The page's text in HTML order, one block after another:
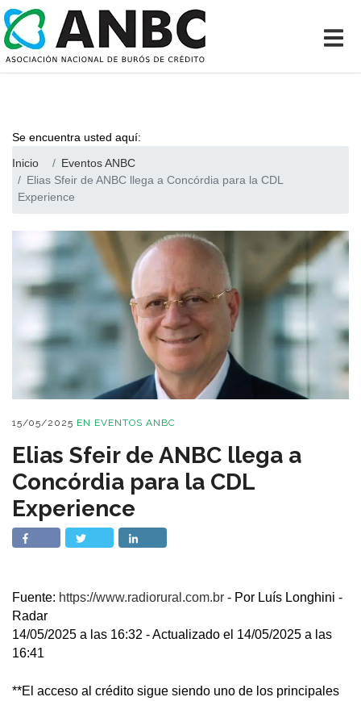
Se encuentra usted aquí:
Inicio
Eventos ANBC
Elias Sfeir de ANBC llega a Concórdia para la CDL
Experience
15/05/2025 EN EVENTOS ANBC
Elias Sfeir de ANBC llega a
Concórdia para la CDL
Experience
Fuente: https://www.radiorural.com.br - Por Luís Longhini -
Radar
14/05/2025 a las 16:32 - Actualizado el 14/05/2025 a las
16:41
**El acceso al crédito sigue siendo uno de los principales